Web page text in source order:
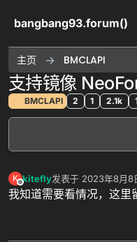
bangbang93.forum()
主页 BMCLAPI
支持镜像
BMCLAPI 2 1 2.1k
K
离线
kitefly发表于 2023年8月8
最后由 编辑
我知道需要看情况，这里